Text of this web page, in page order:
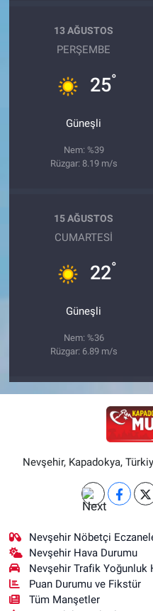
13 AĞUSTOS
PERŞEMBE
25°
Güneşli
Nem: %39
Rüzgar: 8.19 m/s
15 AĞUSTOS
CUMARTESI
22°
Güneşli
Nem: %36
Rüzgar: 6.89 m/s
Nevşehir, Kapadokya,
Nevşehir Nöbetçi
Nevşehir Hava Durumu
Nevşehir Trafik Yoğunluk
Puan Durumu ve Fikstür
Tüm Manşetler